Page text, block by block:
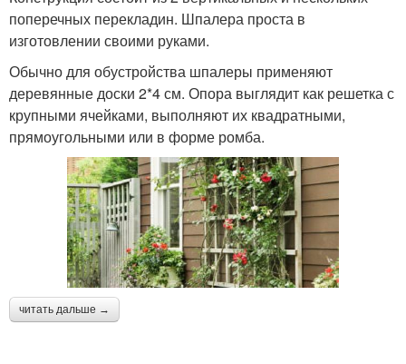
поперечных перекладин. Шпалера проста в
изготовлении своими руками.
Обычно для обустройства шпалеры применяют
деревянные доски 2*4 см. Опора выглядит как решетка с
крупными ячейками, выполняют их квадратными,
прямоугольными или в форме ромба.
читать дальше →